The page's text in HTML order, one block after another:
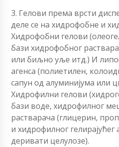
3. Гелови према врсти
деле се на хидрофобне и
Хидрофобни гелови
бази хидрофобног
или биљно уље итд.) И
агенса (полиетилен,
сапун од алуминијума или
Хидрофилни гелови
бази воде, хидрофилног
растварача (глицерин,
и хидрофилног
деривати целулозе).